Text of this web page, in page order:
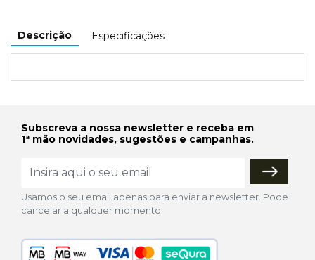
Descrição Especificações
Subscreva a nossa newsletter e receba em
1ª mão novidades, sugestões e campanhas.
Usamos o seu email apenas para enviar a newsletter. Pode
cancelar a qualquer momento.